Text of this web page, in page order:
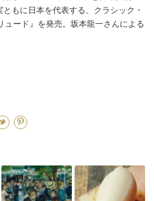
もに日本を代表する、クラシック・
ード』を発売。坂本龍一さんによる